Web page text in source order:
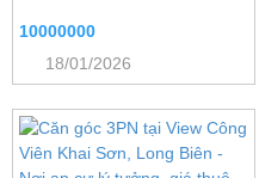
10000000
18/01/2026